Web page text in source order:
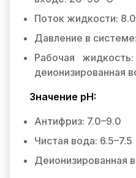
Поток жидкости:
Давление в
Рабочая
деионизированная
Значение pH:
Антифриз: 7.0–9.0
Чистая вода: 6.5–7.5
Деионизированная